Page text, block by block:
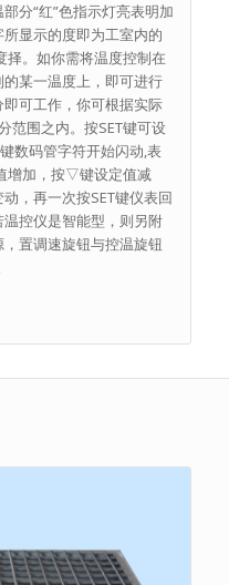
分“红”色指示灯亮表明加
显示的度即为工室内的
择。如你需将温度控制在
某一温度上，即可进行
可工作，你可根据实际
范围之内。按SET键可设
数码管字符开始闪动,表
增加，按▽键设定值减
，再一次按SET键仪表回
控仪是智能型，则另附
置调速旋钮与控温旋钮